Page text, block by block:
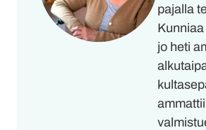
pajalla
jo heti